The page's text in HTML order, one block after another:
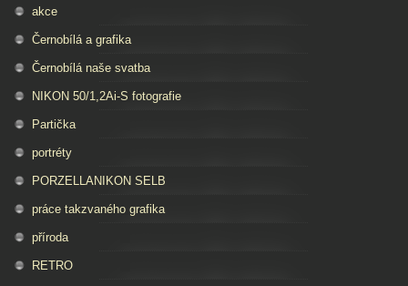
akce
Černobílá a grafika
Černobílá naše svatba
NIKON 50/1,2Ai-S fotografie
Partička
portréty
PORZELLANIKON SELB
práce takzvaného grafika
příroda
RETRO